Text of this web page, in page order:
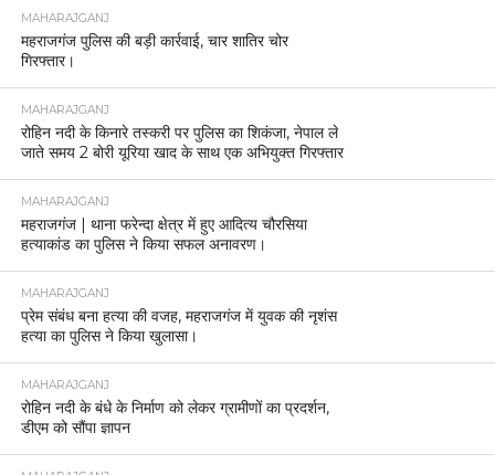
MAHARAJGANJ
महराजगंज पुलिस की बड़ी कार्रवाई, चार शातिर चोर
गिरफ्तार।
MAHARAJGANJ
रोहिन नदी के किनारे तस्करी पर पुलिस का शिकंजा, नेपाल ले
जाते समय 2 बोरी यूरिया खाद के साथ एक अभियुक्त गिरफ्तार
MAHARAJGANJ
महराजगंज | थाना फरेन्दा क्षेत्र में हुए आदित्य चौरसिया
हत्याकांड का पुलिस ने किया सफल अनावरण।
MAHARAJGANJ
प्रेम संबंध बना हत्या की वजह, महराजगंज में युवक की नृशंस
हत्या का पुलिस ने किया खुलासा।
MAHARAJGANJ
रोहिन नदी के बंधे के निर्माण को लेकर ग्रामीणों का प्रदर्शन,
डीएम को सौंपा ज्ञापन